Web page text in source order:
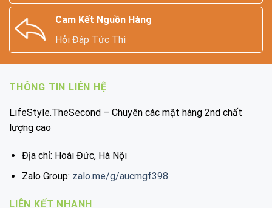
Cam Kết Nguồn Hàng
Hỏi Đáp Tức Thì
THÔNG TIN LIÊN HỆ
LifeStyle.TheSecond – Chuyên các mặt hàng 2nd chất
lượng cao
Địa chỉ: Hoài Đức, Hà Nội
Zalo Group: zalo.me/g/aucmgf398
LIÊN KẾT NHANH